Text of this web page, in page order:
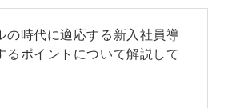
の時代に適応する新入社員導
るポイントについて解説して